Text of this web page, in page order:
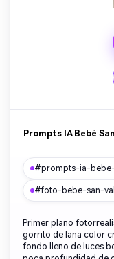
Prompts IA Bebé
#prompts-ia-
#foto-bebe-san-
Primer plano
gorrito de lana color
fondo lleno de luces